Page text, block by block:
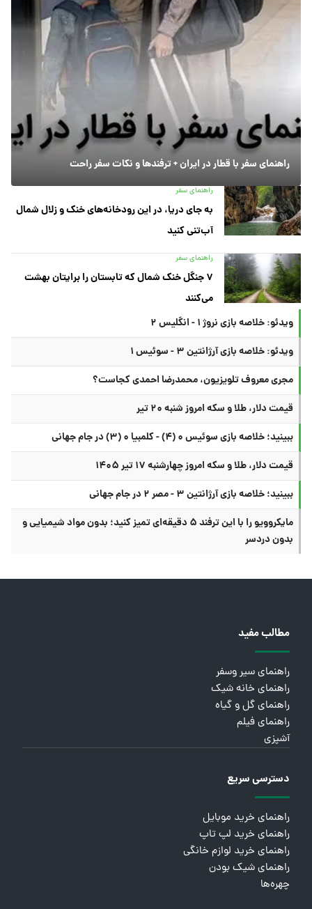
راهنمای سفر با قطار در ایران + ترفندها و نکات سفر راحت
راهنمای سفر
به جای دریا، در این رودخانه‌های خنک و زلال شمال
آب‌تنی کنید
راهنمای سفر
۷ جنگل خنک شمال که تابستان را برایتان بهشت
می‌کنند
ویدئو: خلاصه بازی نروژ ۱ - انگلیس ۲
ویدئو: خلاصه بازی آرژانتین ۳ - سوئیس ۱
مجری معروف تلویزیون، محمدرضا احمدی کجاست؟
قیمت دلار، طلا و سکه امروز شنبه ۲۰ تیر
ببینید؛ خلاصه بازی سوئیس ۰ (۴) - کلمبیا ۰ (۳) در جام جهانی
قیمت دلار، طلا و سکه امروز چهارشنبه ۱۷ تیر ۱۴۰۵
ببینید؛ خلاصه بازی آرژانتین ۳ - مصر ۲ در جام جهانی
مایکروویو را با این ترفند ۵ دقیقه‌ای تمیز کنید؛ بدون مواد شیمیایی و
بدون دردسر
مطالب مفید
راهنمای سیر وسفر
راهنمای خانه شیک
راهنمای گل و گیاه
راهنمای فیلم
آشپزی
دسترسی سریع
راهنمای خرید موبایل
راهنمای خرید لپ تاپ
راهنمای خرید لوازم خانگی
راهنمای شیک بودن
چهره‌ها